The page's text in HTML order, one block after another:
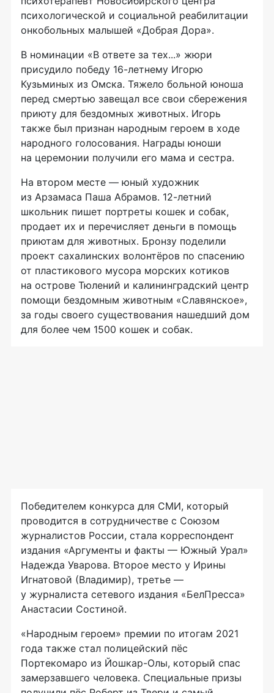
психологической и социальной реабилитации
онкобольных малышей «Добрая Дора».
В номинации «В ответе за тех...» жюри
присудило победу 16-летнему Игорю
Кузьминых из Омска. Тяжело больной юноша
перед смертью завещал все свои сбережения
приюту для бездомных животных. Игорь
также был признан народным героем в ходе
народного голосования. Награды юноши
на церемонии получили его мама и сестра.
На втором месте — юный художник
из Арзамаса Паша Абрамов. 12-летний
школьник пишет портреты кошек и собак,
продает их и перечисляет деньги в помощь
приютам для животных. Бронзу поделили
проект сахалинских волонтёров по спасению
от пластикового мусора морских котиков
на острове Тюлений и калининградский центр
помощи бездомным животным «Славянское»,
за годы своего существования нашедший дом
для более чем 1500 кошек и собак.
Победителем конкурса для СМИ, который
проводится в сотрудничестве с Союзом
журналистов России, стала корреспондент
издания «Аргументы и факты — Южный Урал»
Надежда Уварова. Второе место у Ирины
Игнатовой (Владимир), третье —
у журналиста сетевого издания «БелПресса»
Анастасии Состиной.
«Народным героем» премии по итогам 2021
года также стал полицейский пёс
Портекомаро из Йошкар-Олы, который спас
замерзавшего человека. Специальные призы